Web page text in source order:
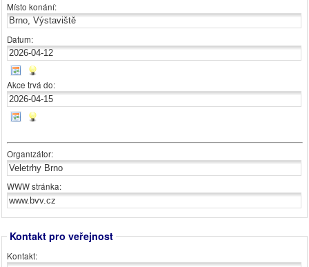
Místo konání:
Datum:
Akce trvá do:
Organizátor:
WWW stránka:
Kontakt pro veřejnost
Kontakt: